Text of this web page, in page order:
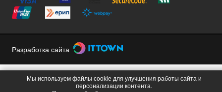
Разработка сайта
Мы используем файлы cookie для улучшения работы сайта и
персонализации контента.